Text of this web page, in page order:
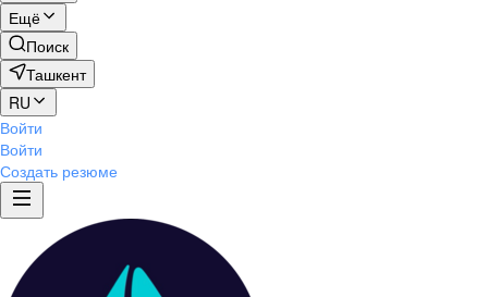
Ещё
Поиск
Ташкент
RU
Войти
Войти
Создать резюме